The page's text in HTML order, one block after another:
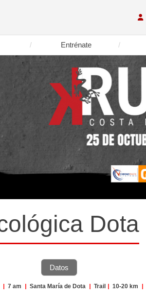
Entrénate
Dota
Datos
| 7 am | Santa María de Dota | Trail | 10-20 km |